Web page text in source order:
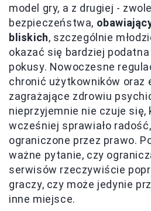
model gry, a z drugiej -
bezpieczeństwa,
bliskich, szczególnie
okazać się bardziej
pokusy. Nowoczesne
chronić użytkowników oraz
zagrażające zdrowiu
nieprzyjemnie nie czuje się,
wcześniej sprawiało
ograniczone przez prawo.
ważne pytanie, czy
serwisów rzeczywiście
graczy, czy może jedynie
inne miejsce.